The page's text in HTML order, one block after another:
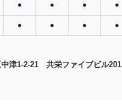
● ● ● ●
● ● ● ●
中津1-2-21 共栄ファイブビル201